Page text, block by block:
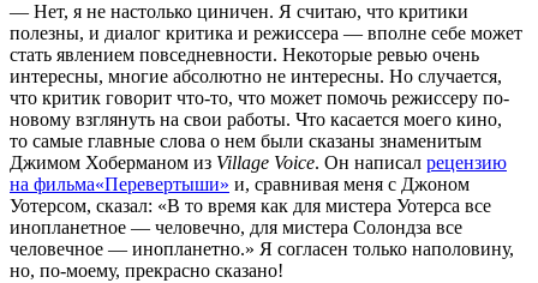
— Нет, я не настолько циничен. Я считаю, что критики
полезны, и диалог критика и режиссера — вполне себе может
стать явлением повседневности. Некоторые ревью очень
интересны, многие абсолютно не интересны. Но случается,
что критик говорит что-то, что может помочь режиссеру по-
новому взглянуть на свои работы. Что касается моего кино,
то самые главные слова о нем были сказаны знаменитым
Джимом Хоберманом из Village Voice. Он написал рецензию
на фильма«Перевертыши» и, сравнивая меня с Джоном
Уотерсом, сказал: «В то время как для мистера Уотерса все
инопланетное — человечно, для мистера Солондза все
человечное — инопланетно.» Я согласен только наполовину,
но, по-моему, прекрасно сказано!